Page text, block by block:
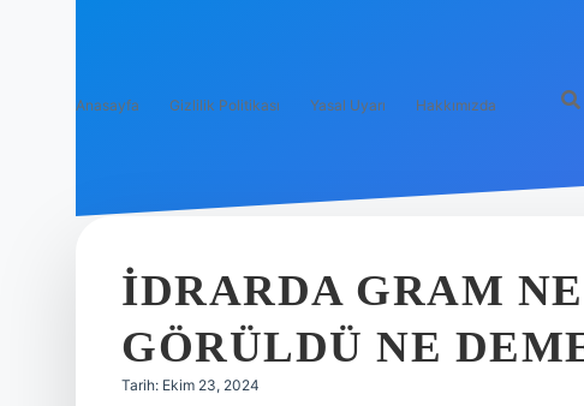
Anasayfa Gizlilik Politikası Yasal Uyarı Hakkımızda
İDRARDA GRAM
GÖRÜLDÜ NE
Tarih: Ekim 23, 2024